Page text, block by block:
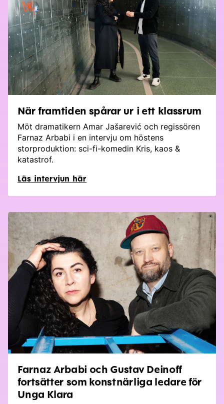
När framtiden spårar ur i ett klassrum
Möt dramatikern Amar Jašarević och regissören
Farnaz Arbabi i en intervju om höstens
storproduktion: sci-fi-komedin Kris, kaos &
katastrof.
Läs intervjun här
Farnaz Arbabi och Gustav Deinoff
fortsätter som konstnärliga ledare för
Unga Klara